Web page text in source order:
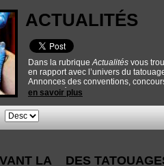
ACTUALITÉS
Dans la rubriqueActualités vous
en rapport avec l’univers du
Annonces des conventions,
nouveautés techniques... De quoi
en savoir plus
LA
DES